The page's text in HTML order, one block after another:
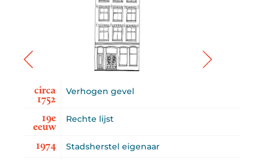
circa
1752
Verhogen gevel
19e
eeuw
Rechte lijst
1974 Stadsherstel eigenaar